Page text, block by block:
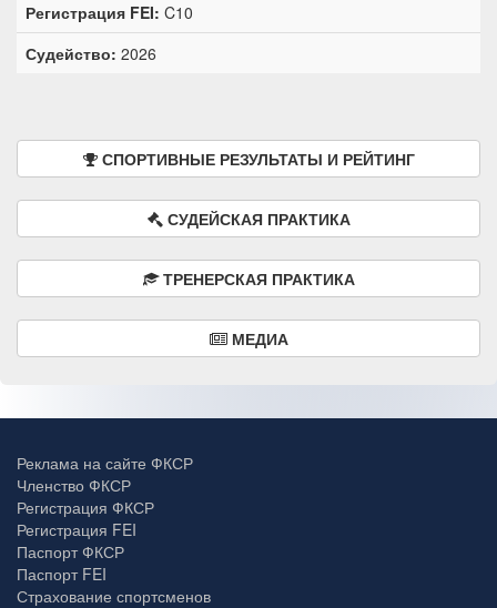
Регистрация FEI: C10
Судейство: 2026
СПОРТИВНЫЕ РЕЗУЛЬТАТЫ И РЕЙТИНГ
СУДЕЙСКАЯ ПРАКТИКА
ТРЕНЕРСКАЯ ПРАКТИКА
МЕДИА
Реклама на сайте ФКСР
Членство ФКСР
Регистрация ФКСР
Регистрация FEI
Паспорт ФКСР
Паспорт FEI
Страхование спортсменов